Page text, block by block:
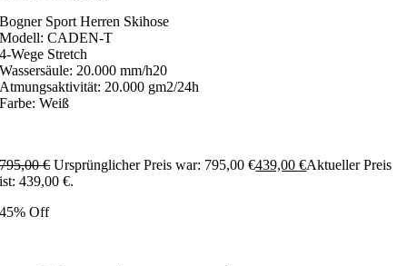
Bogner Sport Herren Skihose
Modell: CADEN-T
4-Wege Stretch
Wassersäule: 20.000 mm/h20
Atmungsaktivität: 20.000 gm2/24h
Farbe: Weiß
795,00€ Ursprünglicher Preis war: 795,00 €439,00€Aktueller Preis
ist: 439,00 €.
45% Off